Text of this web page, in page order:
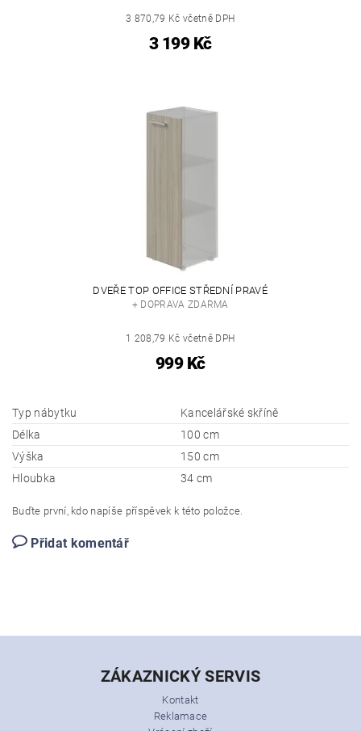
3 870,79 Kč včetně DPH
3 199 Kč
DVEŘE TOP OFFICE STŘEDNÍ PRAVÉ
+ DOPRAVA ZDARMA
1 208,79 Kč včetně DPH
999 Kč
Typ nábytku
Kancelářské skříně
Délka
100 cm
Výška
150 cm
Hloubka
34 cm
Buďte první, kdo napíše příspěvek k této položce.
Přidat komentář
ZÁKAZNICKÝ SERVIS
Kontakt
Reklamace